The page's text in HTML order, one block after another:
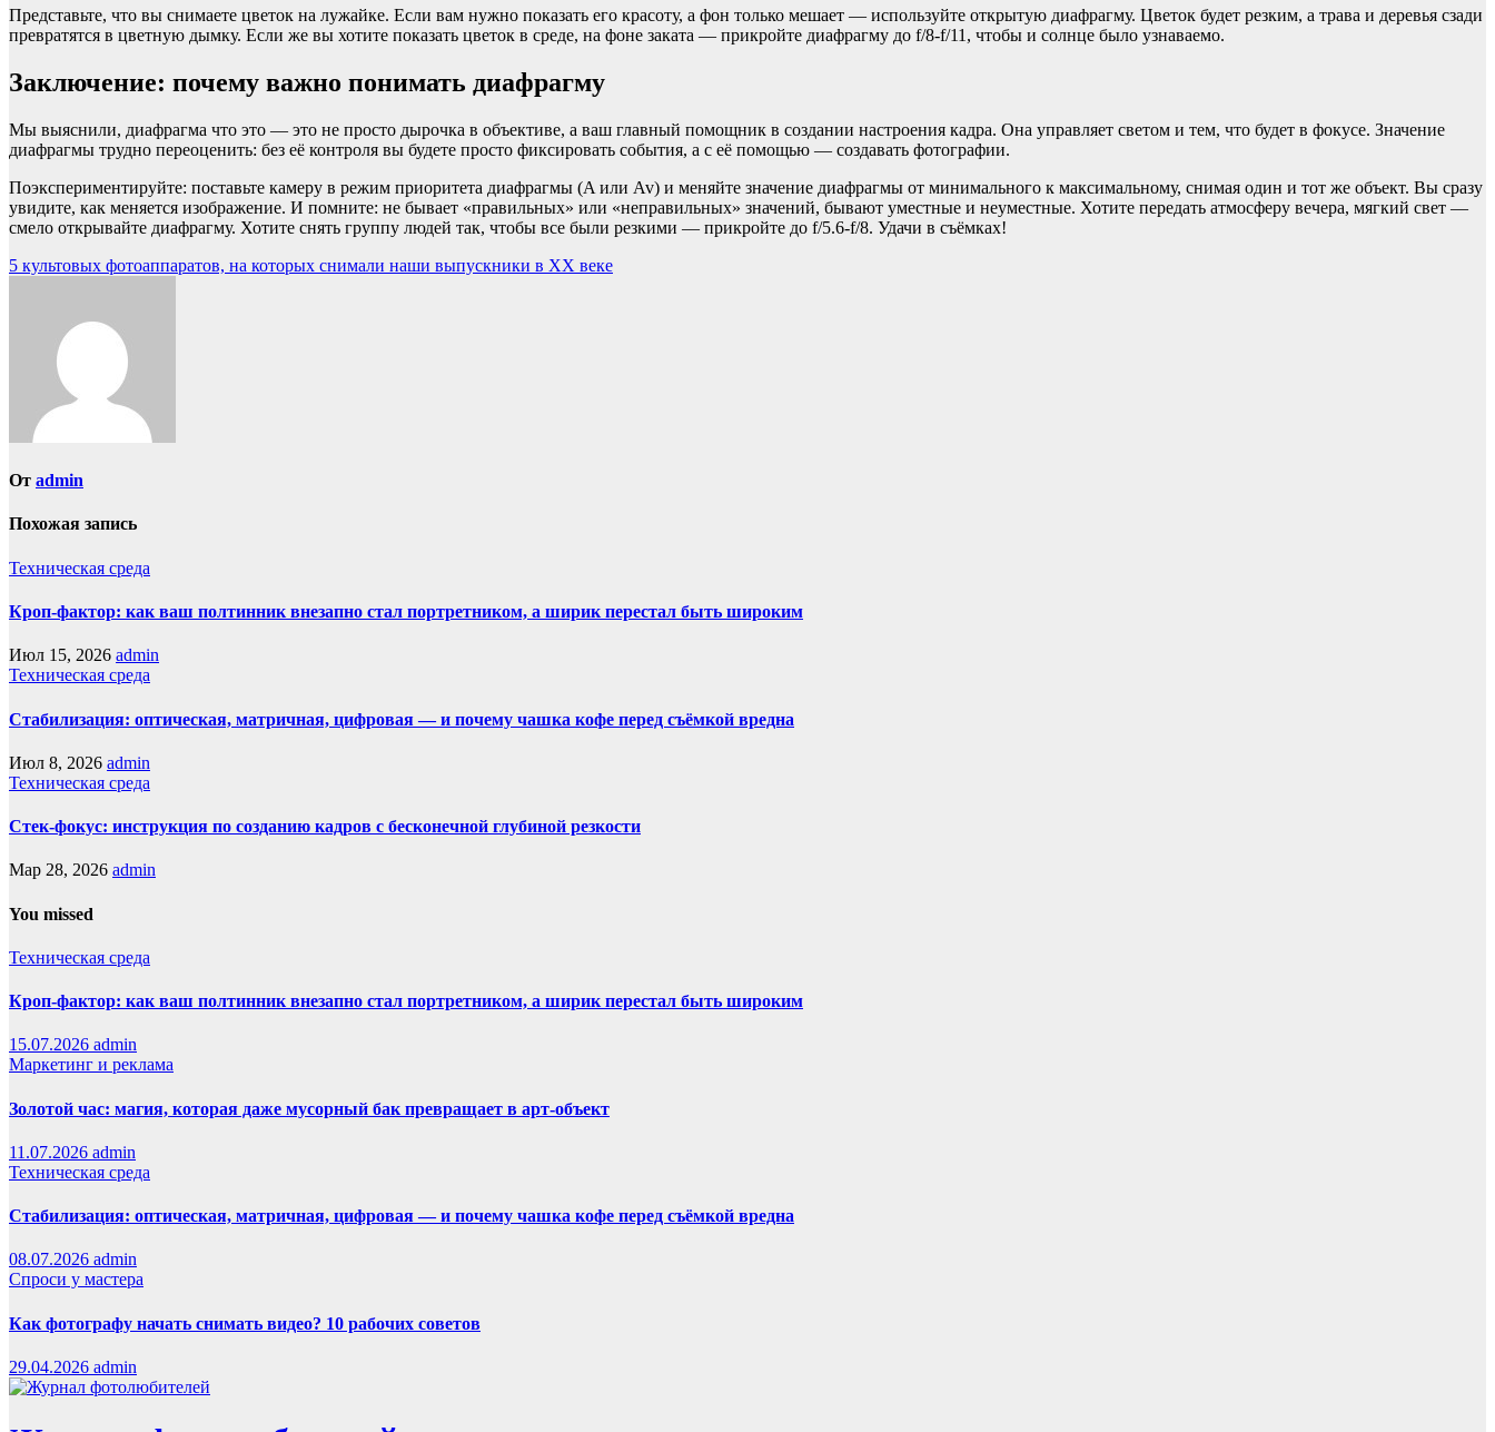
Представьте, что вы снимаете цветок на лужайке. Если вам нужно показать его красоту, а фон только мешает — используйте открытую диафрагму. Цветок будет резким, а трава и деревья сзади
превратятся в цветную дымку. Если же вы хотите показать цветок в среде, на фоне заката — прикройте диафрагму до f/8-f/11, чтобы и солнце было узнаваемо.
Заключение: почему важно понимать диафрагму
Мы выяснили, диафрагма что это — это не просто дырочка в объективе, а ваш главный помощник в создании настроения кадра. Она управляет светом и тем, что будет в фокусе. Значение
диафрагмы трудно переоценить: без её контроля вы будете просто фиксировать события, а с её помощью — создавать фотографии.
Поэкспериментируйте: поставьте камеру в режим приоритета диафрагмы (A или Av) и меняйте значение диафрагмы от минимального к максимальному, снимая один и тот же объект. Вы сразу
увидите, как меняется изображение. И помните: не бывает «правильных» или «неправильных» значений, бывают уместные и неуместные. Хотите передать атмосферу вечера, мягкий свет —
смело открывайте диафрагму. Хотите снять группу людей так, чтобы все были резкими — прикройте до f/5.6-f/8. Удачи в съёмках!
Навигация
записям
5 культовых фотоаппаратов, на которых снимали наши выпускники в XX веке
От admin
Похожая запись
Техническая среда
Кроп-фактор: как ваш полтинник внезапно стал портретником, а ширик перестал быть широким
Июл 15, 2026 admin
Техническая среда
Стабилизация: оптическая, матричная, цифровая — и почему чашка кофе перед съёмкой вредна
Июл 8, 2026 admin
Техническая среда
Стек-фокус: инструкция по созданию кадров с бесконечной глубиной резкости
Мар 28, 2026 admin
You missed
Техническая среда
Кроп-фактор: как ваш полтинник внезапно стал портретником, а ширик перестал быть широким
15.07.2026 admin
Маркетинг и реклама
Золотой час: магия, которая даже мусорный бак превращает в арт-объект
11.07.2026 admin
Техническая среда
Стабилизация: оптическая, матричная, цифровая — и почему чашка кофе перед съёмкой вредна
08.07.2026 admin
Спроси у мастера
Как фотографу начать снимать видео? 10 рабочих советов
29.04.2026 admin